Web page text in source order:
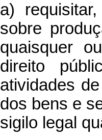
a)
sobre
quaisquer
direito
atividades
dos bens e
sigilo legal